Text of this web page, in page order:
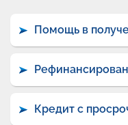
Помощь в
Кредит с